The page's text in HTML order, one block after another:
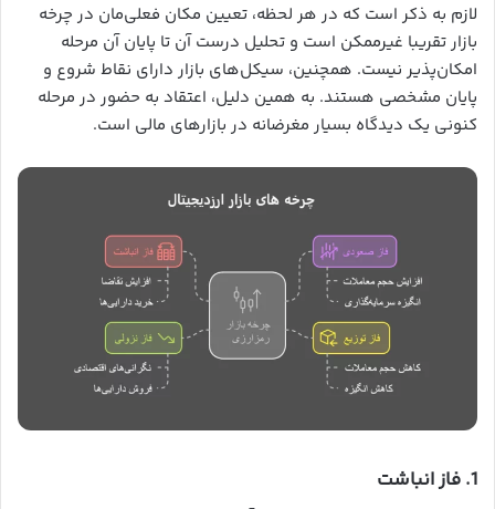
لازم به ذکر است که در هر لحظه، تعیین مکان فعلی‌مان در چرخه
بازار تقریبا غیرممکن است و تحلیل درست آن تا پایان آن مرحله
امکان‌پذیر نیست. همچنین، سیکل‌های بازار دارای نقاط شروع و
پایان مشخصی هستند. به همین دلیل، اعتقاد به حضور در مرحله
کنونی یک دیدگاه بسیار مغرضانه در بازارهای مالی است.
1. فاز انباشت